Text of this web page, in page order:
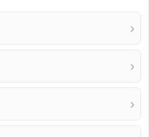
›
›
›